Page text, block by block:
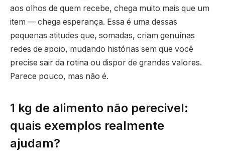
aos olhos de quem recebe, chega muito mais que um
item — chega esperança. Essa é uma dessas
pequenas atitudes que, somadas, criam genuínas
redes de apoio, mudando histórias sem que você
precise sair da rotina ou dispor de grandes valores.
Parece pouco, mas não é.
1 kg de alimento não perecivel:
quais exemplos realmente
ajudam?